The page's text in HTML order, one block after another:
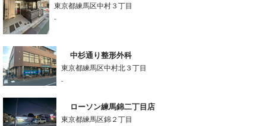
東京都練馬区中村３丁目
-
中杉通り整形外科
東京都練馬区中村北３丁目
-
ローソン練馬錦二丁目店
東京都練馬区錦２丁目